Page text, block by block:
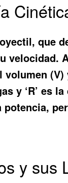
que
y ‘R’
y sus